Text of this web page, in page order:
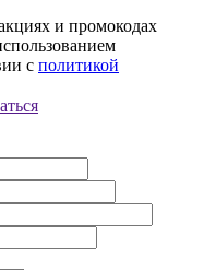
и промокодах
с политикой